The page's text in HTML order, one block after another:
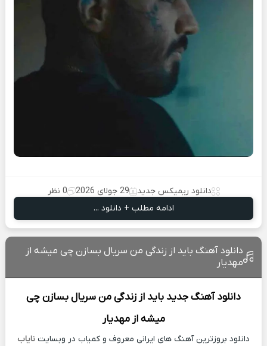
دانلود ریمیکس جدید 29 جولای 2026
0 نظر
ادامه مطلب + دانلود ...
دانلود آهنگ باید از زندگی من سریال بسازن چی میشه از
مهدیار
دانلود آهنگ جدید باید از زندگی من سریال بسازن چی
میشه ازمهدیار
دانلود بروزترین آهنگ های ایرانی معروف و کمیاب در وبسایت نایاب